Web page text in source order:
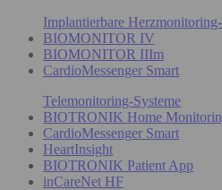
Implantierbare
BIOMONITOR IV
BIOMONITOR IIIm
CardioMessenger Smart
Telemonitoring-Systeme
BIOTRONIK Home
CardioMessenger Smart
HeartInsight
BIOTRONIK Patient App
inCareNet HF